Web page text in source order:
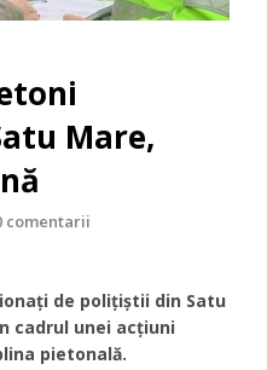
Mare,
comentarii
de polițiștii din Satu
cadrul unei acțiuni
pietonală.